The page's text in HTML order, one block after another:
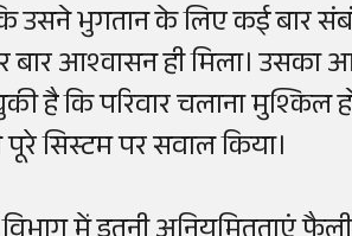
उसने भुगतान के लिए कई बार
आश्वासन ही मिला। उसका
है कि परिवार चलाना मुश्किल
पूरे सिस्टम पर सवाल किया।